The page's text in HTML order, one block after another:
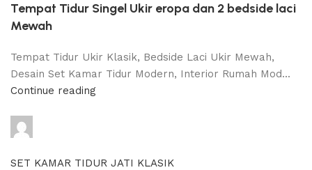
Tempat Tidur Singel Ukir eropa dan 2 bedside laci
Mewah
Tempat Tidur Ukir Klasik, Bedside Laci Ukir Mewah,
Desain Set Kamar Tidur Modern, Interior Rumah Mod...
Continue reading
SET KAMAR TIDUR JATI KLASIK